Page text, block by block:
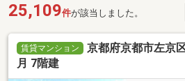
25,109件が該当しました。
賃貸マンション
京都府京都市左京
月 7階建